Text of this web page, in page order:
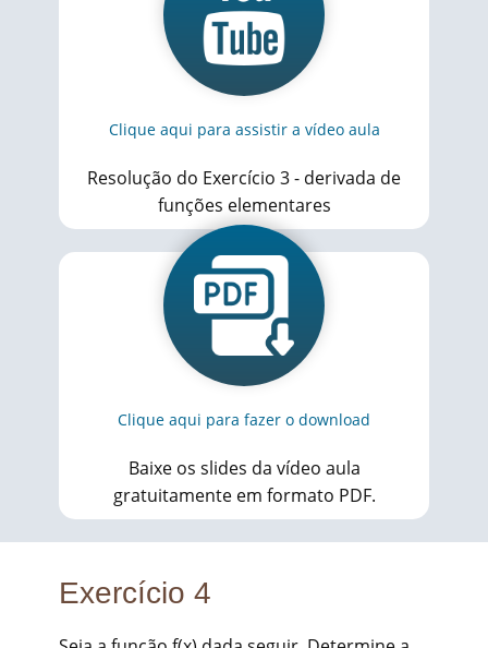
Clique aqui para assistir a vídeo aula
Resolução do Exercício 3 - derivada de
funções elementares
Clique aqui para fazer o download
Baixe os slides da vídeo aula
gratuitamente em formato PDF.
Exercício 4